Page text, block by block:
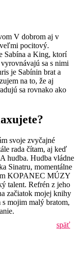
V dobrom aj v
pocitový.
Sabína a King, ktorí
sa s nimi
je Sabínin brat a
na to, že aj
sa rovnako ako
svoje zvyčajné
rada čítam, aj keď
hudba. Hudba vládne
Sinatru, momentálne
KOPANEC MÚZY
talent. Refrén z jeho
začiatok mojej knihy
mojim malý bratom,
späť